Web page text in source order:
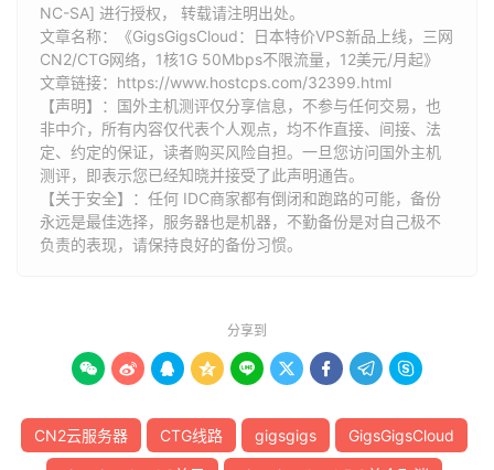
NC-SA] 进行授权， 转载请注明出处。
文章名称：《GigsGigsCloud：日本特价VPS新品上线，三网
CN2/CTG网络，1核1G 50Mbps不限流量，12美元/月起》
文章链接： https://www.hostcps.com/32399.html
【声明】：国外主机测评仅分享信息，不参与任何交易，也
非中介，所有内容仅代表个人观点，均不作直接、间接、法
定、约定的保证，读者购买风险自担。一旦您访问国外主机
测评，即表示您已经知晓并接受了此声明通告。
【关于安全】：任何 IDC商家都有倒闭和跑路的可能，备份
永远是最佳选择，服务器也是机器，不勤备份是对自己极不
负责的表现，请保持良好的备份习惯。
分享到
        
CN2云服务器 CTG线路 gigsgigs GigsGigsCloud